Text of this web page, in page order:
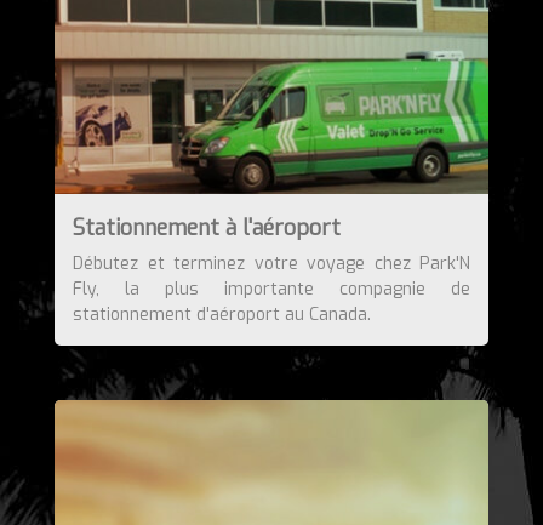
Stationnement à l'aéroport
Débutez et terminez votre voyage chez Park'N
Fly, la plus importante compagnie de
stationnement d'aéroport au Canada.